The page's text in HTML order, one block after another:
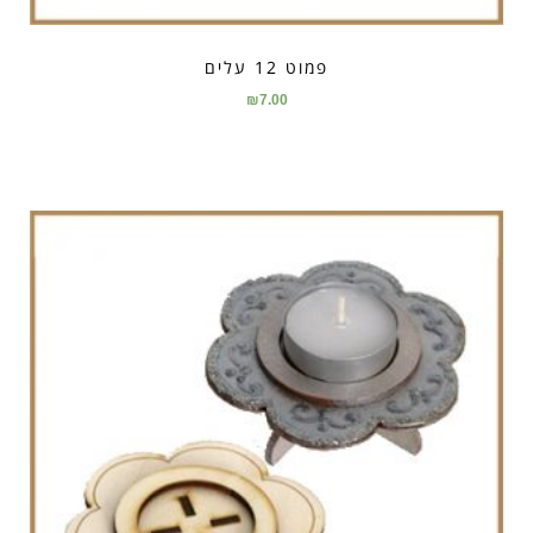
פמוט 12 עלים
₪7.00